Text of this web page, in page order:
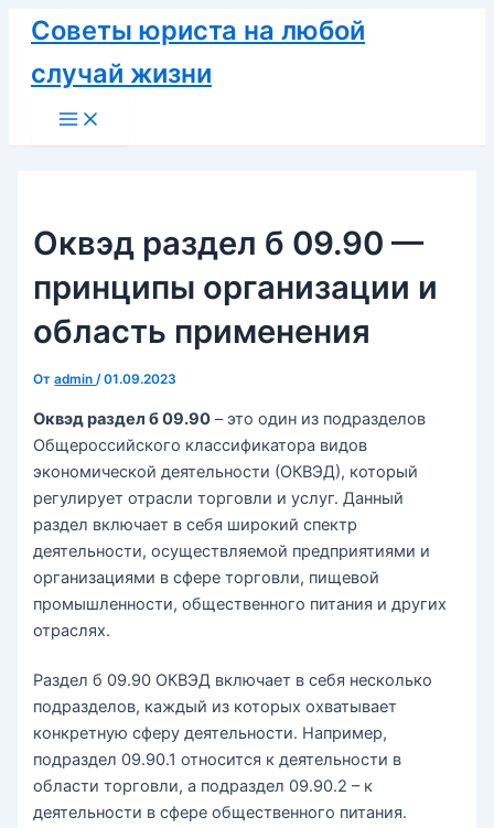
Перейти
содержимому
Советы юриста на любой
случай жизни
Main
Menu
Оквэд раздел б 09.90 —
принципы организации и
область применения
Отadmin/01.09.2023
Оквэд раздел б 09.90 – это один из подразделов
Общероссийского классификатора видов
экономической деятельности (ОКВЭД), который
регулирует отрасли торговли и услуг. Данный
раздел включает в себя широкий спектр
деятельности, осуществляемой предприятиями и
организациями в сфере торговли, пищевой
промышленности, общественного питания и других
отраслях.
Раздел б 09.90 ОКВЭД включает в себя несколько
подразделов, каждый из которых охватывает
конкретную сферу деятельности. Например,
подраздел 09.90.1 относится к деятельности в
области торговли, а подраздел 09.90.2 – к
деятельности в сфере общественного питания.